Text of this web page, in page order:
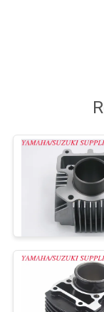
PEÇA
CITAÇÕES
MAPA
DO